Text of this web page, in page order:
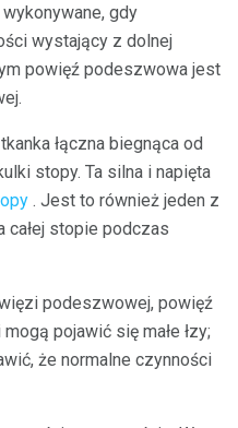
gdy
wystający z dolnej
powięź podeszwowa jest
łączna biegnąca od
stopy. Ta silna i napięta
. Jest to również jeden z
całej stopie podczas
podeszwowej, powięź
pojawić się małe łzy;
że normalne czynności